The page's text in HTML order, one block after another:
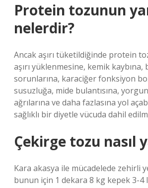
Protein tozunun
nelerdir?
Ancak aşırı tüketildiğinde protein
aşırı yüklenmesine, kemik kaybına,
sorunlarına, karaciğer fonksiyon
susuzluğa, mide bulantısına,
ağrılarına ve daha fazlasına yol
sağlıklı bir diyetle vücuda dahil
Çekirge tozu nasıl
Kara akasya ile mücadelede zehirli
bunun için 1 dekara 8 kg kepek 3-4